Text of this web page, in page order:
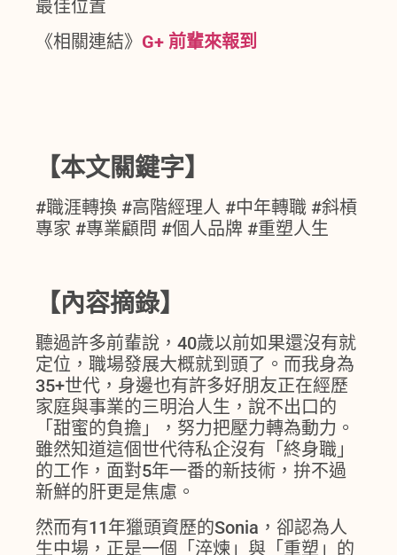
最佳位置
《相關連結》 G+ 前輩來報到
【本文關鍵字】
#職涯轉換 #高階經理人 #中年轉職 #斜槓
專家 #專業顧問 #個人品牌 #重塑人生
【內容摘錄】
聽過許多前輩說，40歲以前如果還沒有就
定位，職場發展大概就到頭了。而我身為
35+世代，身邊也有許多好朋友正在經歷
家庭與事業的三明治人生，說不出口的
「甜蜜的負擔」，努力把壓力轉為動力。
雖然知道這個世代待私企沒有「終身職」
的工作，面對5年一番的新技術，拚不過
新鮮的肝更是焦慮。
然而有11年獵頭資歷的Sonia，卻認為人
生中場，正是一個「淬煉」與「重塑」的